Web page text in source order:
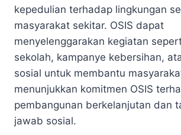
kepedulian terhadap lingkungan
masyarakat sekitar. OSIS dapat
menyelenggarakan kegiatan
sekolah, kampanye kebersihan,
sosial untuk membantu
menunjukkan komitmen OSIS
pembangunan berkelanjutan dan
jawab sosial.